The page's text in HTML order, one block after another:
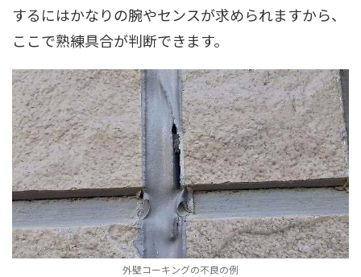
するにはかなりの腕やセンスが求められますから、
ここで熟練具合が判断できます。
外壁コーキングの不良の例